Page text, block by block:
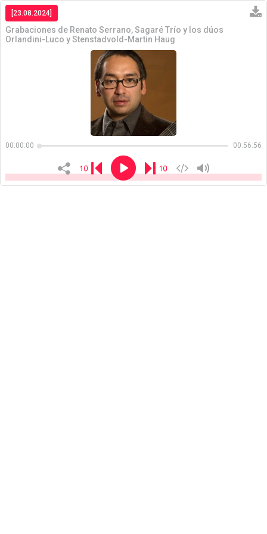
[23.08.2024]
Grabaciones de Renato Serrano, Sagaré Trío y los dúos
Orlandini-Luco y Stenstadvold-Martin Haug
00:00:00 00:56:56